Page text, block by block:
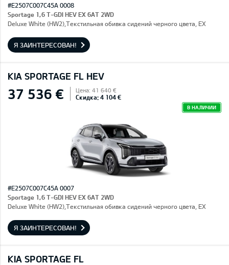
#E2507C007C45A 0008
Sportage 1,6 T-GDI HEV EX 6AT 2WD
Deluxe White (HW2),Текстильная обивка сидений черного цвета, EX
Я ЗАИНТЕРЕСОВАН!
KIA SPORTAGE FL HEV
37 536 € Цена: 41 640 €
Скидка: 4 104 €
В НАЛИЧИИ
#E2507C007C45A 0007
Sportage 1,6 T-GDI HEV EX 6AT 2WD
Deluxe White (HW2),Текстильная обивка сидений черного цвета, EX
Я ЗАИНТЕРЕСОВАН!
KIA SPORTAGE FL